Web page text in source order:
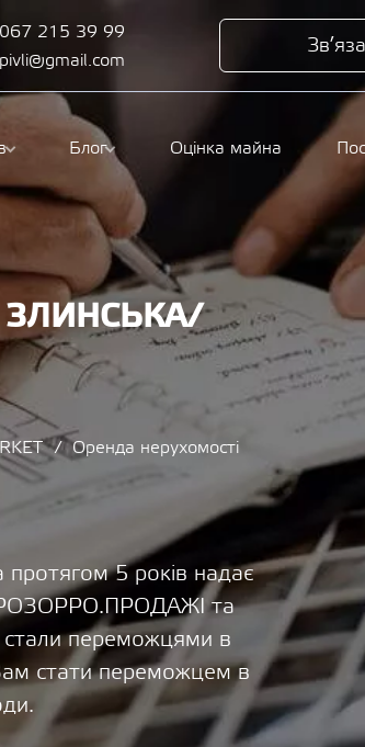
067 215 39 99
Блог Оцінка майна
ЗЛИНСЬКА/
Оренда нерухомості
5 років надає
ПРОЗОРРО.ПРОДАЖІ та
стали переможцями в
стати переможцем в